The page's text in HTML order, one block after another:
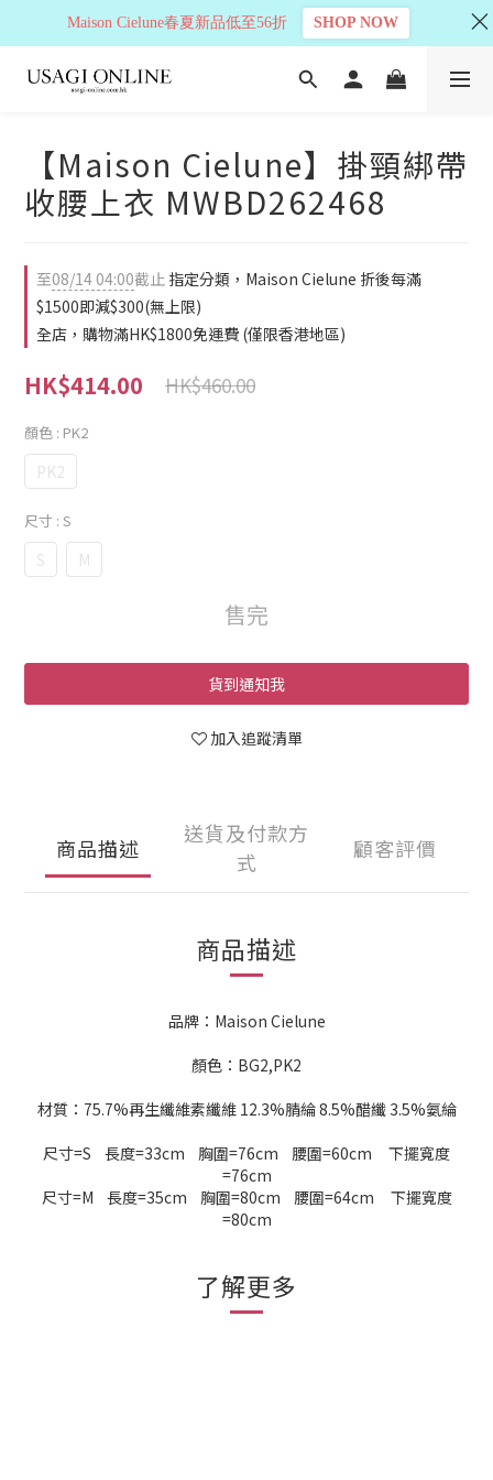
【Maison Cielune】掛頸綁帶
收腰上衣 MWBD262468
至08/14 04:00截止 指定分類，Maison Cielune 折後每滿
$1500即減$300(無上限)
全店，購物滿HK$1800免運費 (僅限香港地區)
HK$414.00 HK$460.00
顏色 : PK2
PK2
尺寸 : S
S M
售完
貨到通知我
加入追蹤清單
商品描述
送貨及付款方
式
顧客評價
商品描述
品牌：Maison Cielune
顏色：BG2,PK2
材質：75.7%再生纖維素纖維 12.3%腈綸 8.5%醋纖 3.5%氨綸
尺寸=S 長度=33cm 胸圍=76cm 腰圍=60cm 下擺寬度
=76cm
尺寸=M 長度=35cm 胸圍=80cm 腰圍=64cm 下擺寬度
=80cm
了解更多
Maison Cielune春夏新品低至56折 SHOP NOW